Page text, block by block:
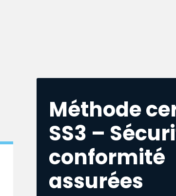
Méthode
SS3 –
conformité
assurées